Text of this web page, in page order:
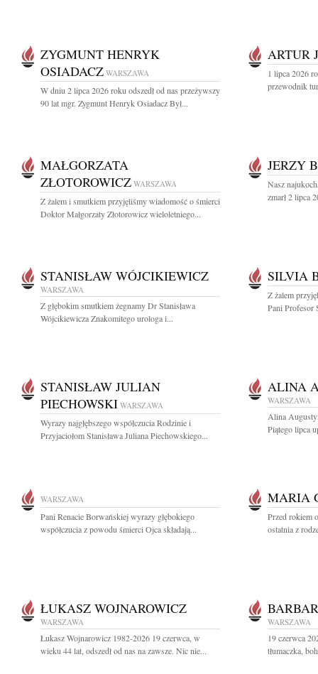
ZYGMUNT HENRYK
OSIADACZ WARSZAWA
W dniu 2 lipca 2026 roku odszedł od nas przeżywszy
90 lat mgr. Zygmunt Henryk Osiadacz Był...
ARTUR
1 lipca 2026
przewodnik
MAŁGORZATA
ZŁOTOROWICZ WARSZAWA
Z żalem i smutkiem przyjęliśmy wiadomość o śmierci
Doktor Małgorzaty Złotorowicz wieloletniego...
JERZY
Nasz
zmarł 2 lipca
STANISŁAW WÓJCIKIEWICZ
WARSZAWA
Z głębokim smutkiem żegnamy Dr Stanisława
Wójcikiewicza Znakomitego urologa i...
SILVIA
Z żalem
Pani Profesor
STANISŁAW JULIAN
PIECHOWSKI WARSZAWA
Wyrazy najgłębszego współczucia Rodzinie i
Przyjaciołom Stanisława Juliana Piechowskiego...
ALINA
WARSZAWA
Alina
Piątego lipca
WARSZAWA
Pani Renacie Borwańskiej wyrazy głębokiego
współczucia z powodu śmierci Ojca składają...
MARIA
Przed rokiem
ostatnia z
ŁUKASZ WOJNAROWICZ
WARSZAWA
Łukasz Wojnarowicz 1982-2026 19 czerwca, w
wieku 44 lat, odszedł od nas na zawsze. Nic nie...
WARSZAWA
19 czerwca
tłumaczka,